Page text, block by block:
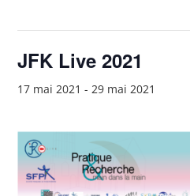
JFK Live 2021
17 mai 2021 -29 mai 2021